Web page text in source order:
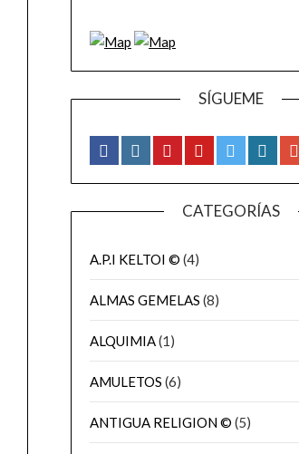
SÍGUEME
CATEGORÍAS
A.P.I KELTOI © (4)
ALMAS GEMELAS (8)
ALQUIMIA(1)
AMULETOS (6)
ANTIGUA RELIGION © (5)